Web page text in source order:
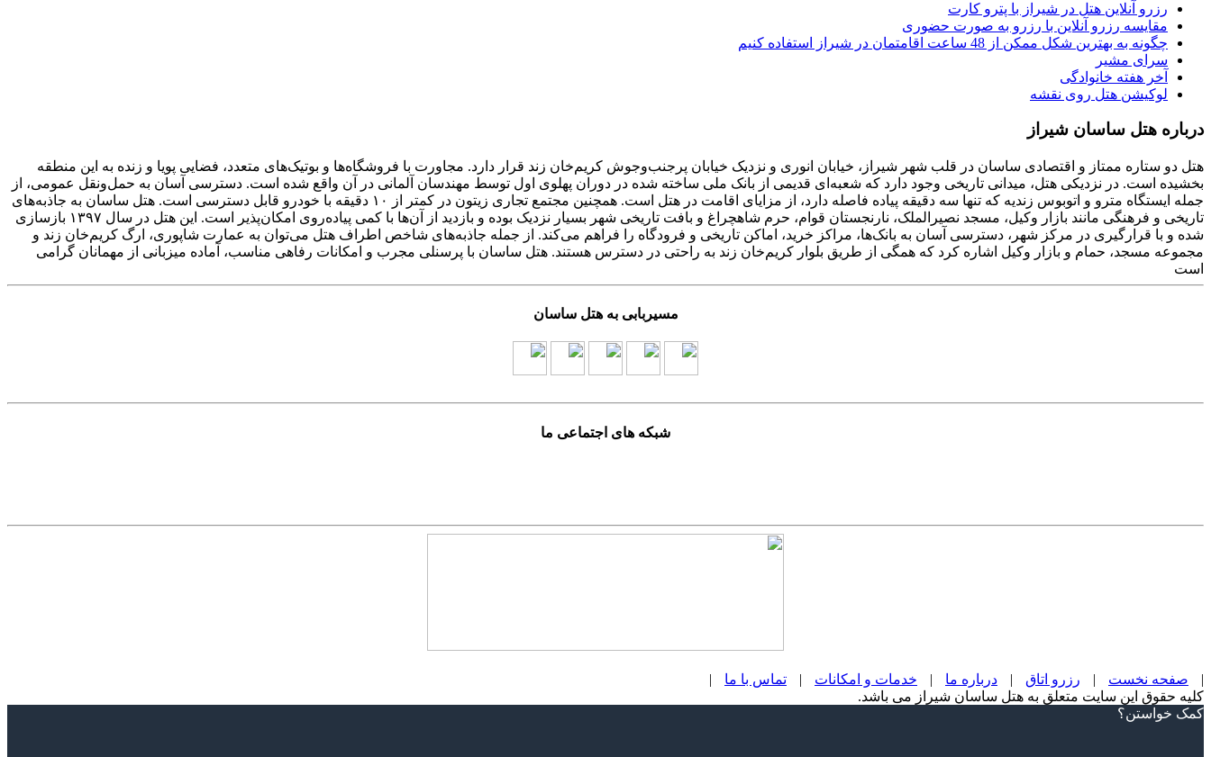
رزرو آنلاین هتل در شیراز با پترو کارت
مقایسه رزرو آنلاین با رزرو به صورت حضوری
چگونه به بهترین شکل ممکن از 48 ساعت اقامتمان در شیراز استفاده کنیم
سرای مشیر
آخر هفته خانوادگی
لوکیشن هتل روی نقشه
درباره هتل ساسان شیراز
هتل دو ستاره ممتاز و اقتصادی ساسان در قلب شهر شیراز، خیابان انوری و نزدیک خیابان پرجنب‌وجوش کریم‌خان زند قرار دارد. مجاورت با فروشگاه‌ها و بوتیک‌های متعدد، فضایی پویا و زنده به این منطقه
بخشیده است. در نزدیکی هتل، میدانی تاریخی وجود دارد که شعبه‌ای قدیمی از بانک ملی ساخته شده در دوران پهلوی اول توسط مهندسان آلمانی در آن واقع شده است. دسترسی آسان به حمل‌ونقل عمومی، از
جمله ایستگاه مترو و اتوبوس زندیه که تنها سه دقیقه پیاده فاصله دارد، از مزایای اقامت در هتل است. همچنین مجتمع تجاری زیتون در کمتر از ۱۰ دقیقه با خودرو قابل دسترسی است. هتل ساسان به جاذبه‌های
تاریخی و فرهنگی مانند بازار وکیل، مسجد نصیرالملک، نارنجستان قوام، حرم شاهچراغ و بافت تاریخی شهر بسیار نزدیک بوده و بازدید از آن‌ها با کمی پیاده‌روی امکان‌پذیر است. این هتل در سال ۱۳۹۷ بازسازی
شده و با قرارگیری در مرکز شهر، دسترسی آسان به بانک‌ها، مراکز خرید، اماکن تاریخی و فرودگاه را فراهم می‌کند. از جمله جاذبه‌های شاخص اطراف هتل می‌توان به عمارت شاپوری، ارگ کریم‌خان زند و
مجموعه مسجد، حمام و بازار وکیل اشاره کرد که همگی از طریق بلوار کریم‌خان زند به راحتی در دسترس هستند. هتل ساسان با پرسنلی مجرب و امکانات رفاهی مناسب، آماده میزبانی از مهمانان گرامی
است
مسیربابی به هتل ساسان
شبکه های اجتماعی ما
| صفحه نخست | رزرو اتاق | درباره ما | خدمات و امکانات | تماس با ما
|
کلیه حقوق این سایت متعلق به هتل ساسان شیراز می باشد.
Scroll
کمک خواستن؟